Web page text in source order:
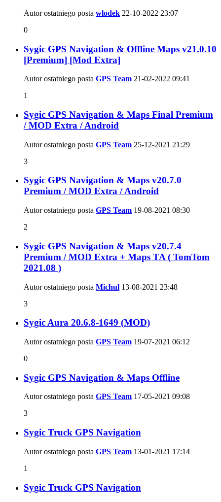
Autor ostatniego posta wlodek 22-10-2022 23:07
0
Sygic GPS Navigation & Offline Maps v21.0.10
[Premium] [Mod Extra]
Autor ostatniego posta GPS Team 21-02-2022 09:41
1
Sygic GPS Navigation & Maps Final Premium
/ MOD Extra / Android
Autor ostatniego posta GPS Team 25-12-2021 21:29
3
Sygic GPS Navigation & Maps v20.7.0
Premium / MOD Extra / Android
Autor ostatniego posta GPS Team 19-08-2021 08:30
2
Sygic GPS Navigation & Maps v20.7.4
Premium / MOD Extra + Maps TA ( TomTom
2021.08 )
Autor ostatniego posta Michul 13-08-2021 23:48
3
Sygic Aura 20.6.8-1649 (MOD)
Autor ostatniego posta GPS Team 19-07-2021 06:12
0
Sygic GPS Navigation & Maps Offline
Autor ostatniego posta GPS Team 17-05-2021 09:08
3
Sygic Truck GPS Navigation
Autor ostatniego posta GPS Team 13-01-2021 17:14
1
Sygic Truck GPS Navigation